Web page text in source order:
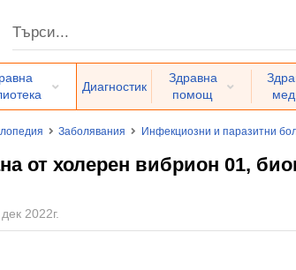
Диагностик
Здравна
помощ
Заболявания Инфекциозни и паразитни
от холерен вибрион 01,
2022г.